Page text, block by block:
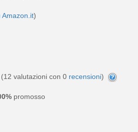
Amazon.it)
12 valutazioni con 0 recensioni)
promosso